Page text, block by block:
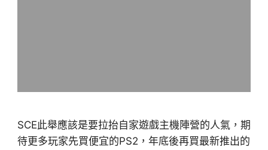
SCE此舉應該是要拉抬自家遊戲主機陣營的人氣，期
待更多玩家先買便宜的PS2，年底後再買最新推出的